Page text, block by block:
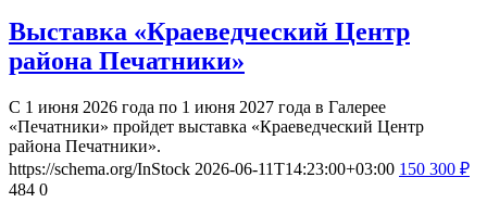
Выставка «Краеведческий Центр
района Печатники»
С 1 июня 2026 года по 1 июня 2027 года в Галерее
«Печатники» пройдет выставка «Краеведческий Центр
района Печатники».
https://schema.org/InStock 2026-06-11T14:23:00+03:00 150 300 ₽
484 0